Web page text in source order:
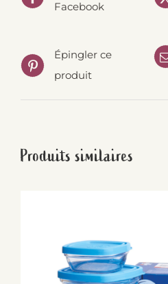
Facebook
Épingler ce
produit
Produits similaires